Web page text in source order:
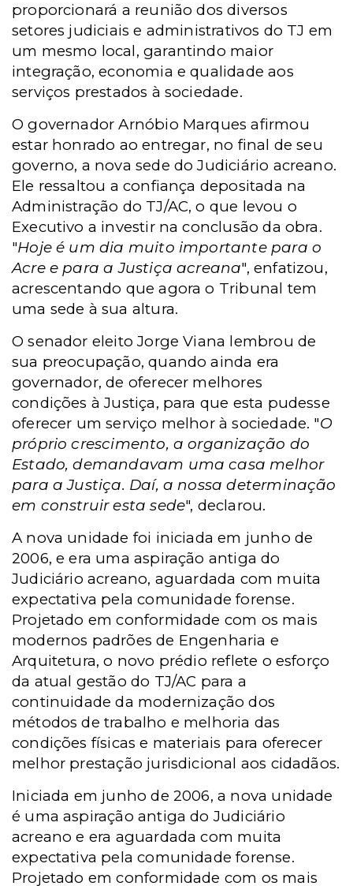
proporcionará a reunião dos diversos
setores judiciais e administrativos do TJ em
um mesmo local, garantindo maior
integração, economia e qualidade aos
serviços prestados à sociedade.
O governador Arnóbio Marques afirmou
estar honrado ao entregar, no final de seu
governo, a nova sede do Judiciário acreano.
Ele ressaltou a confiança depositada na
Administração do TJ/AC, o que levou o
Executivo a investir na conclusão da obra.
"Hoje é um dia muito importante para o
Acre e para a Justiça acreana", enfatizou,
acrescentando que agora o Tribunal tem
uma sede à sua altura.
O senador eleito Jorge Viana lembrou de
sua preocupação, quando ainda era
governador, de oferecer melhores
condições à Justiça, para que esta pudesse
oferecer um serviço melhor à sociedade. "O
próprio crescimento, a organização do
Estado, demandavam uma casa melhor
para a Justiça. Daí, a nossa determinação
em construir esta sede", declarou.
A nova unidade foi iniciada em junho de
2006, e era uma aspiração antiga do
Judiciário acreano, aguardada com muita
expectativa pela comunidade forense.
Projetado em conformidade com os mais
modernos padrões de Engenharia e
Arquitetura, o novo prédio reflete o esforço
da atual gestão do TJ/AC para a
continuidade da modernização dos
métodos de trabalho e melhoria das
condições físicas e materiais para oferecer
melhor prestação jurisdicional aos cidadãos.
Iniciada em junho de 2006, a nova unidade
é uma aspiração antiga do Judiciário
acreano e era aguardada com muita
expectativa pela comunidade forense.
Projetado em conformidade com os mais